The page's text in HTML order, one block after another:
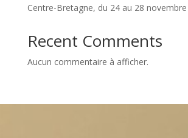
Centre-Bretagne, du 24 au 28
Recent Comments
Aucun commentaire à afficher.